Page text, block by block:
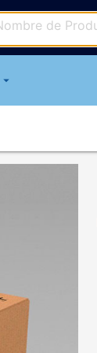
arrow_drop_down